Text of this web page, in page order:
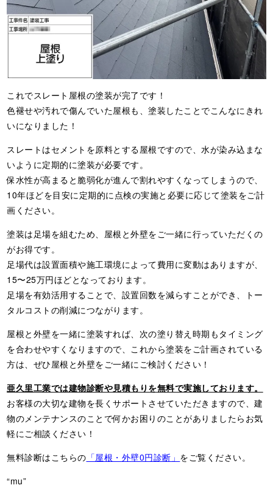
これでスレート屋根の塗装が完了です！
色褪せや汚れで傷んでいた屋根も、塗装したことでこんなにきれ
いになりました！
スレートはセメントを原料とする屋根ですので、水が染み込まな
いように定期的に塗装が必要です。
保水性が高まると脆弱化が進んで割れやすくなってしまうので、
10年ほどを目安に定期的に点検の実施と必要に応じて塗装をご計
画ください。
塗装は足場を組むため、屋根と外壁をご一緒に行っていただくの
がお得です。
足場代は設置面積や施工環境によって費用に変動はありますが、
15〜25万円ほどとなっております。
足場を有効活用することで、設置回数を減らすことができ、トー
タルコストの削減につながります。
屋根と外壁を一緒に塗装すれば、次の塗り替え時期もタイミング
を合わせやすくなりますので、これから塗装をご計画されている
方は、ぜひ屋根と外壁をご一緒にご検討ください！
亜久里工業では建物診断や見積もりを無料で実施しております。
お客様の大切な建物を長くサポートさせていただきますので、建
物のメンテナンスのことで何かお困りのことがありましたらお気
軽にご相談ください！
無料診断はこちらの 「屋根・外壁0円診断」 をご覧ください。
“mu”